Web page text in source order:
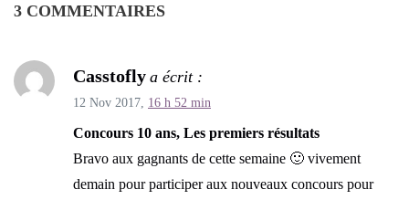
3 COMMENTAIRES
Casstofly a écrit :
12 Nov 2017, 16 h 52 min
Concours 10 ans, Les premiers résultats
Bravo aux gagnants de cette semaine 🙂 vivement
demain pour participer aux nouveaux concours pour